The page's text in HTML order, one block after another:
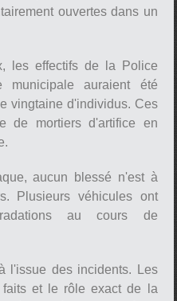
ouvertes dans un
les effectifs de la Police
auraient été
vingtaine d'individus. Ces
de mortiers d'artifice en
aucun blessé n'est à
Plusieurs véhicules ont
au cours de
l'issue des incidents. Les
faits et le rôle exact de la